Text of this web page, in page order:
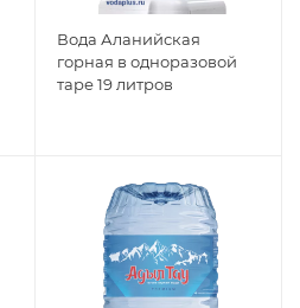
Вода Аланийская
горная в одноразовой
таре 19 литров